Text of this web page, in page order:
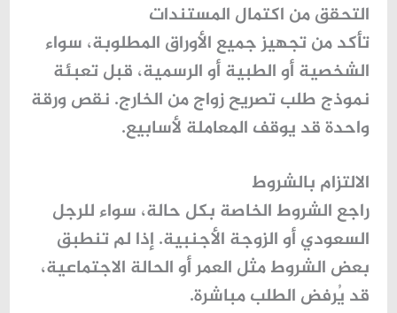
التحقق من اكتمال المستندات
تأكد من تجهيز جميع الأوراق المطلوبة، سواء
الشخصية أو الطبية أو الرسمية، قبل تعبئة
نموذج طلب تصريح زواج من الخارج. نقص ورقة
واحدة قد يوقف المعاملة لأسابيع.
الالتزام بالشروط
راجع الشروط الخاصة بكل حالة، سواء للرجل
السعودي أو الزوجة الأجنبية. إذا لم تنطبق
بعض الشروط مثل العمر أو الحالة الاجتماعية،
قد يُرفض الطلب مباشرة.